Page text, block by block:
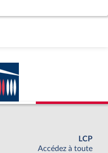
LCP
Accédez à toute